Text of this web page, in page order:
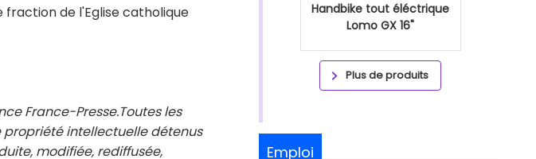
fraction de l'Eglise catholique
France-Presse.Toutes les
intellectuelle détenus
modifiée, rediffusée,
Handbike tout éléctrique
Lomo GX 16"
Plus de produits
Emploi